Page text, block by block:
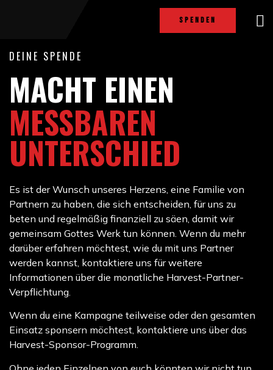
SPENDEN
DEINE SPENDE
MACHT EINEN
MESSBAREN
UNTERSCHIED
Es ist der Wunsch unseres Herzens, eine Familie von
Partnern zu haben, die sich entscheiden, für uns zu
beten und regelmäßig finanziell zu säen, damit wir
gemeinsam Gottes Werk tun können. Wenn du mehr
darüber erfahren möchtest, wie du mit uns Partner
werden kannst, kontaktiere uns für weitere
Informationen über die monatliche Harvest-Partner-
Verpflichtung.
Wenn du eine Kampagne teilweise oder den gesamten
Einsatz sponsern möchtest, kontaktiere uns über das
Harvest-Sponsor-Programm.